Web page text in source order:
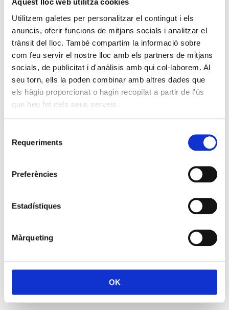
Aquest lloc web utilitza cookies
Utilitzem galetes per personalitzar el contingut i els
anuncis, oferir funcions de mitjans socials i analitzar el
trànsit del lloc. També compartim la informació sobre
com feu servir el nostre lloc amb els partners de mitjans
socials, de publicitat i d'anàlisis amb qui col·laborem. Al
seu torn, ells la poden combinar amb altres dades que
els hàgiu proporcionat o hagin recopilat a partir de l'ús
que heu fet dels seus serveis.
Requeriments
Preferències
Estadístiques
Màrqueting
OK